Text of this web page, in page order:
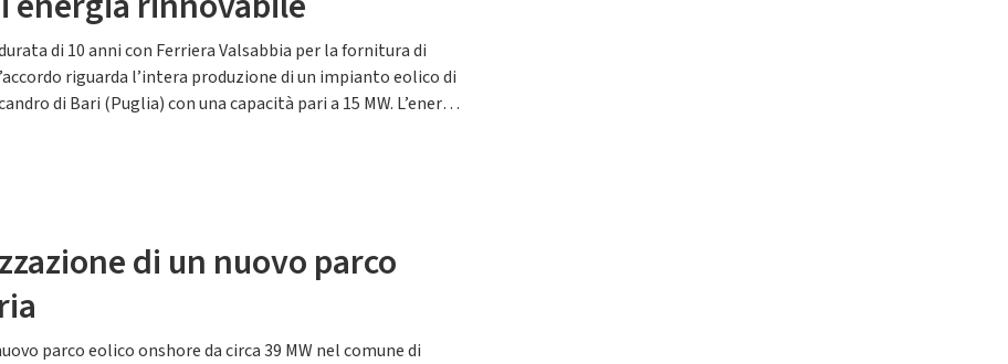
di 10 anni con Ferriera Valsabbia per la fornitura di
riguarda l’intera produzione di un impianto eolico di
di Bari (Puglia) con una capacità pari a 15 MW. L’energia
di un nuovo parco
parco eolico onshore da circa 39 MW nel comune di